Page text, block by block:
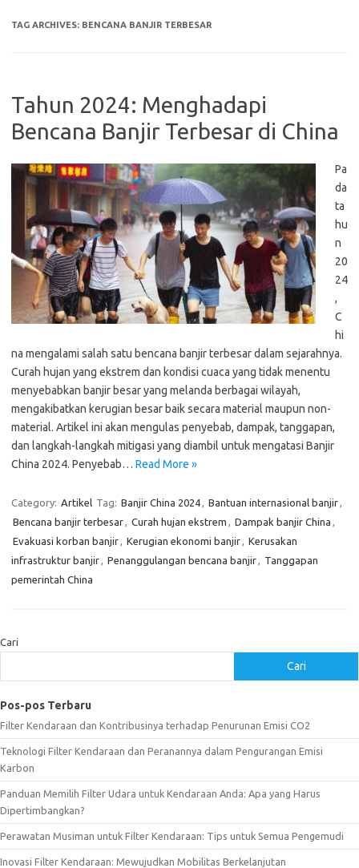
TAG ARCHIVES: BENCANA BANJIR TERBESAR
Tahun 2024: Menghadapi
Bencana Banjir Terbesar di China
Pa
da
ta
hu
n
20
24
,
C
hi
na mengalami salah satu bencana banjir terbesar dalam sejarahnya.
Curah hujan yang ekstrem dan kondisi cuaca yang tidak menentu
menyebabkan banjir besar yang melanda berbagai wilayah,
mengakibatkan kerugian besar baik secara material maupun non-
material. Artikel ini akan mengulas penyebab, dampak, tanggapan,
dan langkah-langkah mitigasi yang diambil untuk mengatasi Banjir
China 2024. Penyebab… Read More »
Category: Artikel Tag: Banjir China 2024, Bantuan internasional banjir,
Bencana banjir terbesar, Curah hujan ekstrem , Dampak banjir China ,
Evakuasi korban banjir, Kerugian ekonomi banjir, Kerusakan
infrastruktur banjir, Penanggulangan bencana banjir, Tanggapan
pemerintah China
Cari
Cari
Pos-pos Terbaru
Filter Kendaraan dan Kontribusinya terhadap Penurunan Emisi CO2
Teknologi Filter Kendaraan dan Peranannya dalam Pengurangan Emisi
Karbon
Panduan Memilih Filter Udara untuk Kendaraan Anda: Apa yang Harus
Dipertimbangkan?
Perawatan Musiman untuk Filter Kendaraan: Tips untuk Semua Pengemudi
Inovasi Filter Kendaraan: Mewujudkan Mobilitas Berkelanjutan